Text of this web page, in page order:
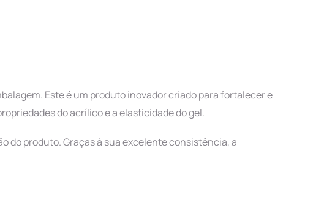
Este é um produto inovador criado para fortalecer e
do acrílico e a elasticidade do gel.
do produto. Graças à sua excelente consistência, a